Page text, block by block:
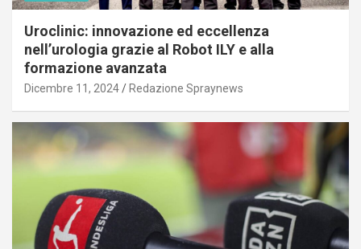
Uroclinic: innovazione ed eccellenza
nell’urologia grazie al Robot ILY e alla
formazione avanzata
Dicembre 11, 2024 Redazione Spraynews